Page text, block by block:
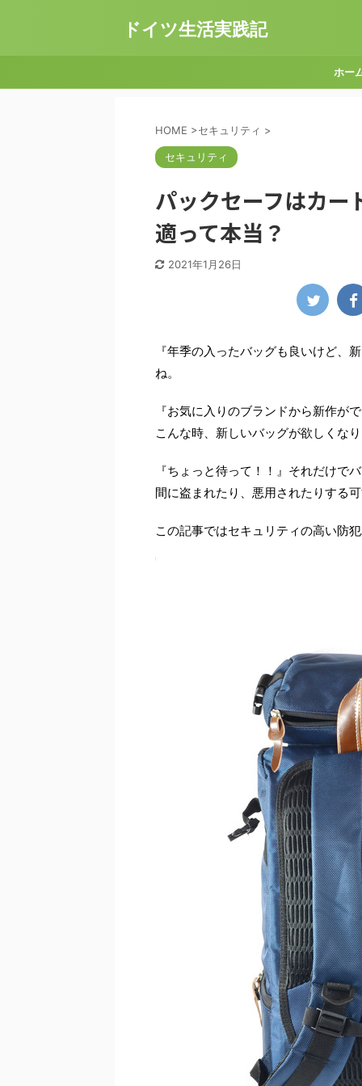
ドイツ生活実践記
ホー
HOME >セキュリティ >
セキュリティ
パックセーフはカー
適って本当？
2021年1月26日
『年季の入ったバッグも良いけど、
ね。
『お気に入りのブランドから新作が
こんな時、新しいバッグが欲しくな
『ちょっと待って！！』それだけで
間に盗まれたり、悪用されたりする
この記事ではセキュリティの高い防